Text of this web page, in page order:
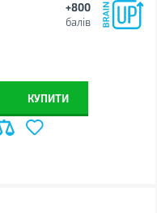
+800
балів
КУПИТИ